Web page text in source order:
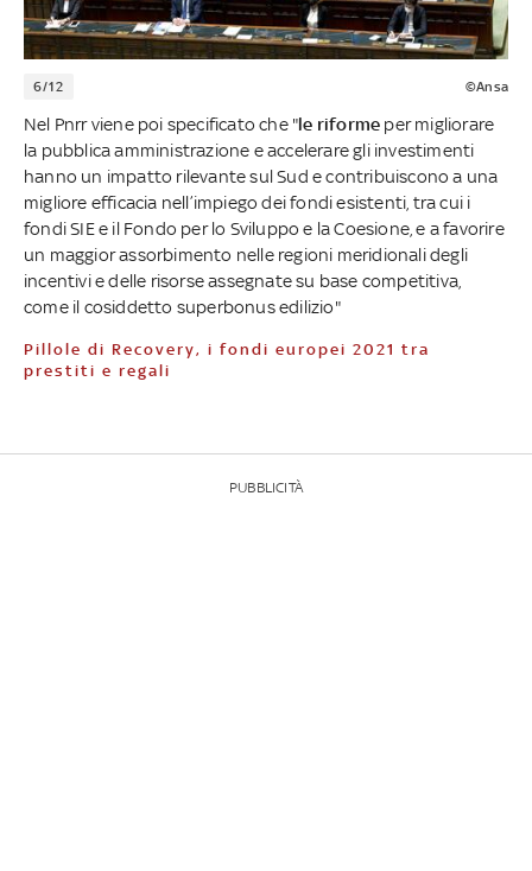
6/12 ©Ansa
Nel Pnrr viene poi specificato che "le riforme per migliorare
la pubblica amministrazione e accelerare gli investimenti
hanno un impatto rilevante sul Sud e contribuiscono a una
migliore efficacia nell’impiego dei fondi esistenti, tra cui i
fondi SIE e il Fondo per lo Sviluppo e la Coesione, e a favorire
un maggior assorbimento nelle regioni meridionali degli
incentivi e delle risorse assegnate su base competitiva,
come il cosiddetto superbonus edilizio"
Pillole di Recovery, i fondi europei 2021 tra
prestiti e regali
PUBBLICITÀ